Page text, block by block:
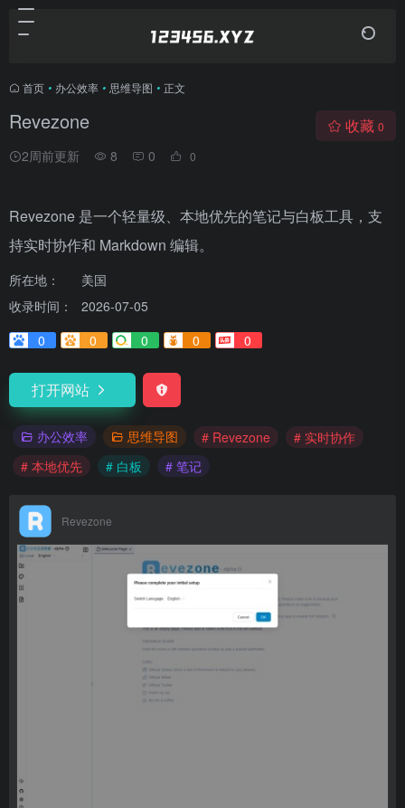
首页 • 办公效率 • 思维导图 • 正文
Revezone
2周前更新 8 0 0
收藏 0
Revezone 是一个轻量级、本地优先的笔记与白板工具，支
持实时协作和 Markdown 编辑。
所在地：
美国
收录时间：
2026-07-05
0
0 0 0 0
打开网站
办公效率 思维导图 # Revezone
# 实时协作
# 本地优先
# 白板 # 笔记
Revezone